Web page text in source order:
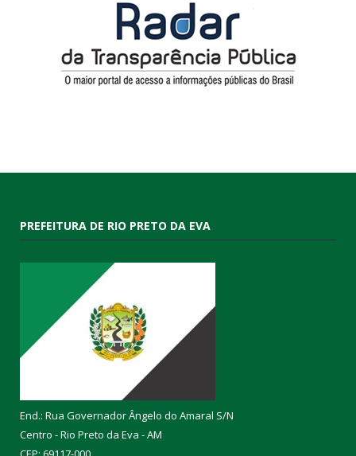
PREFEITURA DE RIO PRETO DA EVA
End.: Rua Governador Ângelo do Amaral S/N
Centro - Rio Preto da Eva - AM